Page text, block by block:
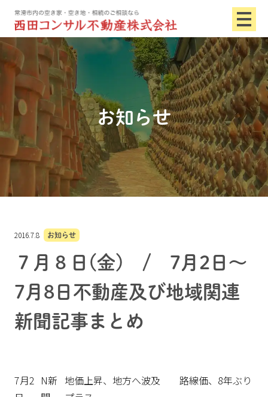
お知らせ
2016.7.8 お知らせ
７月８日(金) / 7月2日～
7月8日不動産及び地域関連
新聞記事まとめ
7月2 N新 地価上昇、地方へ波及 路線価、8年ぶり